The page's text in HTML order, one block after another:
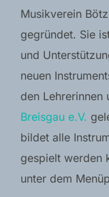
Musikverein
gegründet. Sie
und
neuen
den Lehrerinnen
Breisgau e.V.
bildet alle
gespielt werden
unter dem